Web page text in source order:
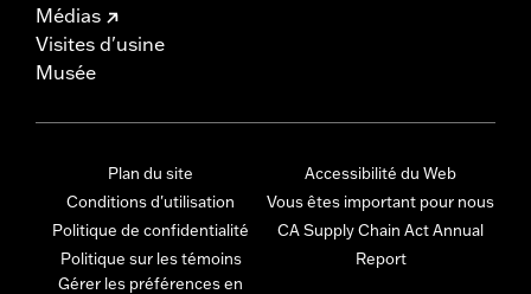
Médias
Visites d'usine
Musée
Plan du site
Conditions d'utilisation
Politique de confidentialité
Politique sur les témoins
Gérer les préférences en
Accessibilité du Web
Vous êtes important pour nous
CA Supply Chain Act Annual
Report